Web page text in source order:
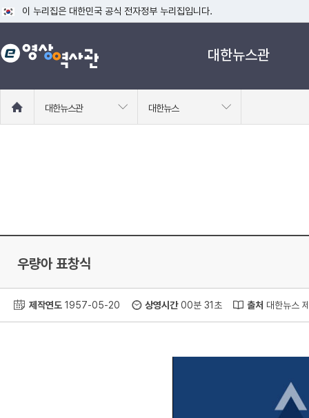
이 누리집은 대한민국 공식 전자정부 누리집입니다.
공식 누리집 주소 확인하기
go.kr 주소를 사용하는 누리집은 대한민국 정부기관이 관리하는 누리집입니
대한뉴스관
로
대한뉴스관 대한뉴스
우량아 표창식
제작연도 1957-05-20 상영시간00분 31초 출처 대한뉴스